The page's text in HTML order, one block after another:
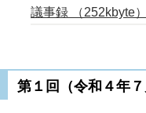
議事録 （252kbyte
第１回（令和４年７